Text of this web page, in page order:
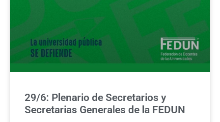
29/6: Plenario de Secretarios y
Secretarias Generales de la FEDUN